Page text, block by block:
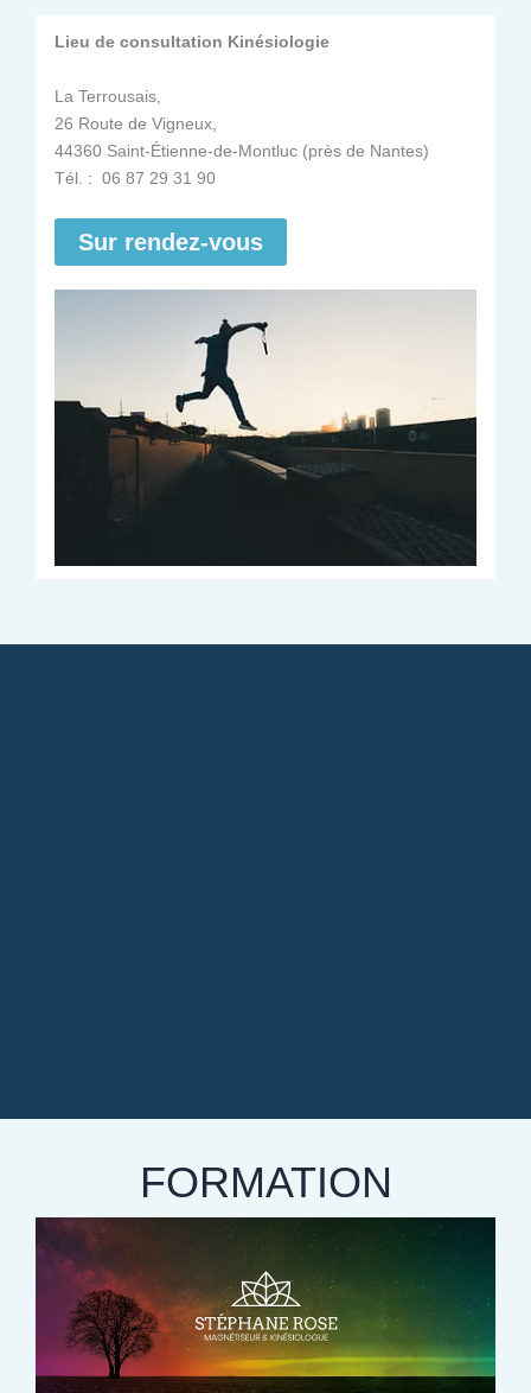
Lieu de consultation Kinésiologie
La Terrousais,
26 Route de Vigneux,
44360 Saint-Étienne-de-Montluc (près de Nantes)
Tél. : 06 87 29 31 90
Sur rendez-vous
FORMATION